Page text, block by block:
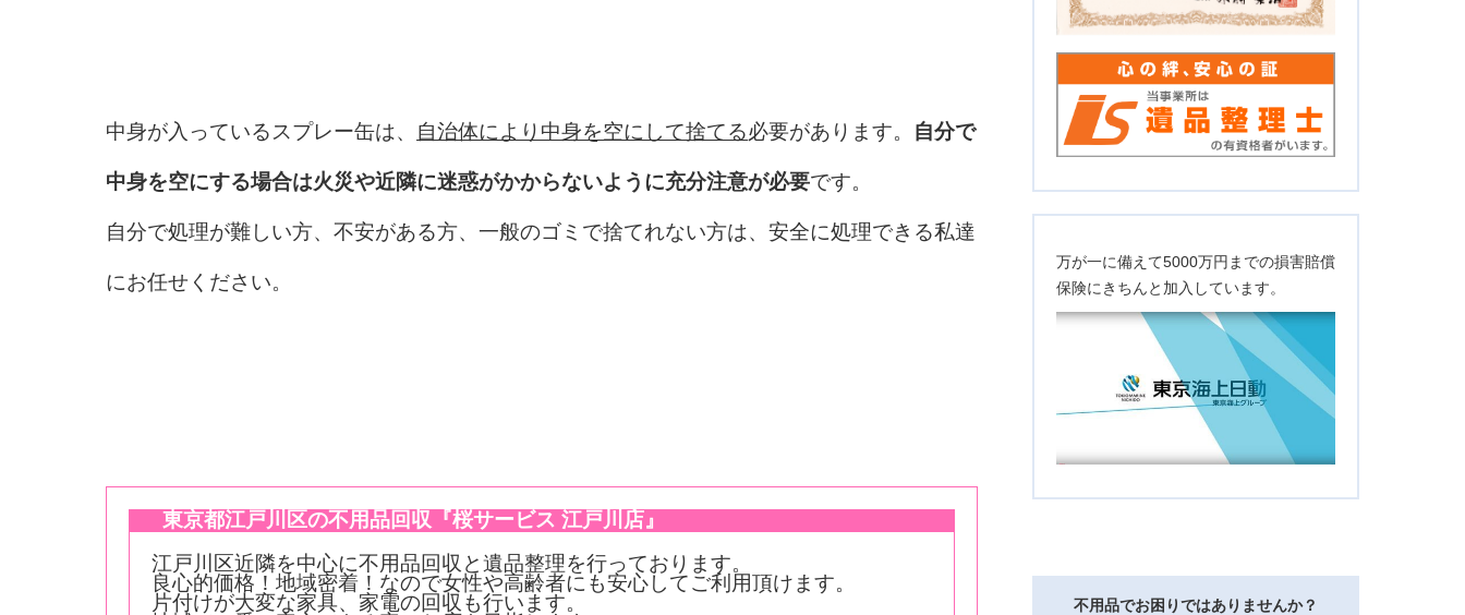
中身が入っているスプレー缶は、 自治体により中身を空にして捨てる必要があります。 自分で
中身を空にする場合は火災や近隣に迷惑がかからないように充分注意が必要です。
自分で処理が難しい方、不安がある方、一般のゴミで捨てれない方は、安全に処理できる私達
にお任せください。
東京都江戸川区の不用品回収『桜サービス 江戸川店』
江戸川区近隣を中心に不用品回収と遺品整理を行っております。
良心的価格！地域密着！なので女性や高齢者にも安心してご利用頂けます。
片付けが大変な家具、家電の回収も行います。
万が一に備えて5000万円までの損害賠償
保険にきちんと加入しています。
不用品でお困りではありませんか？